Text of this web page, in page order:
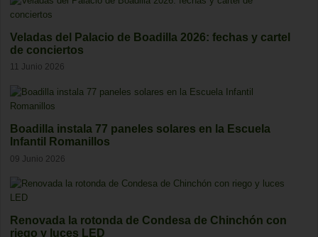
Veladas del Palacio de Boadilla 2026: fechas y cartel
de conciertos
11 Junio 2026
Boadilla instala 77 paneles solares en la Escuela
Infantil Romanillos
09 Junio 2026
Renovada la rotonda de Condesa de Chinchón con
riego y luces LED